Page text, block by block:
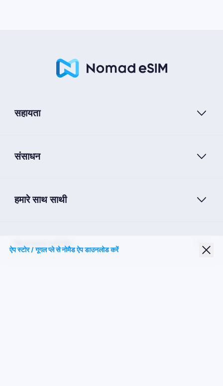
सहायता
संसाधन
हमारे साथ साथी
Nomad eSIM
ऐप स्टोर / गूगल प्ले से नोमैड ऐप डाउनलोड करें